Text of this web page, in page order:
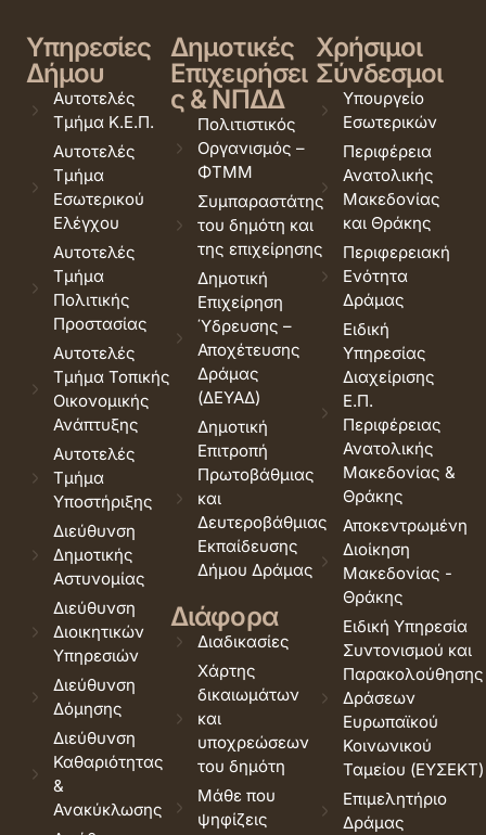
Υπηρεσίες
Δήμου
Αυτοτελές
Τμήμα Κ.Ε.Π.
Αυτοτελές
Τμήμα
Εσωτερικού
Ελέγχου
Αυτοτελές
Τμήμα
Πολιτικής
Προστασίας
Αυτοτελές
Τμήμα Τοπικής
Οικονομικής
Ανάπτυξης
Αυτοτελές
Τμήμα
Υποστήριξης
Διεύθυνση
Δημοτικής
Αστυνομίας
Διεύθυνση
Διοικητικών
Υπηρεσιών
Διεύθυνση
Δόμησης
Διεύθυνση
Καθαριότητας
&
Ανακύκλωσης
Δημοτικές
Επιχειρήσει
ς & ΝΠΔΔ
Πολιτιστικός
Οργανισμός –
ΦΤΜΜ
Συμπαραστάτης
του δημότη και
της επιχείρησης
Δημοτική
Επιχείρηση
Ύδρευσης –
Αποχέτευσης
Δράμας
(ΔΕΥΑΔ)
Δημοτική
Επιτροπή
Πρωτοβάθμιας
και
Δευτεροβάθμιας
Εκπαίδευσης
Δήμου Δράμας
Διάφορα
Διαδικασίες
Χάρτης
δικαιωμάτων
και
υποχρεώσεων
του δημότη
Μάθε που
ψηφίζεις
Χρήσιμοι
Σύνδεσμοι
Υπουργείο
Εσωτερικών
Περιφέρεια
Ανατολικής
Μακεδονίας
και Θράκης
Περιφερειακή
Ενότητα
Δράμας
Ειδική
Υπηρεσίας
Διαχείρισης
Ε.Π.
Περιφέρειας
Ανατολικής
Μακεδονίας &
Θράκης
Αποκεντρωμένη
Διοίκηση
Μακεδονίας -
Θράκης
Ειδική Υπηρεσία
Συντονισμού και
Παρακολούθησης
Δράσεων
Ευρωπαϊκού
Κοινωνικού
Ταμείου (ΕΥΣΕΚΤ)
Επιμελητήριο
Δράμας